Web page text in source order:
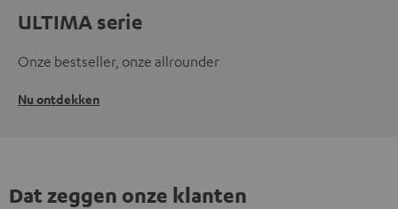
ULTIMA serie
Onze bestseller, onze allrounder
Nu ontdekken
Dat zeggen onze klanten